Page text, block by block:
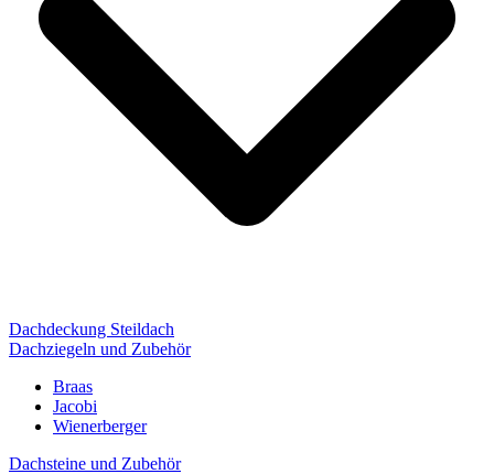
Dachdeckung Steildach
Dachziegeln und Zubehör
Braas
Jacobi
Wienerberger
Dachsteine und Zubehör